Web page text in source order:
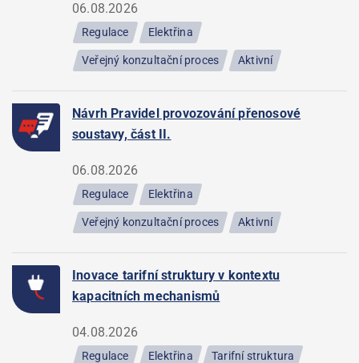
06.08.2026
Regulace Elektřina
Veřejný konzultační proces Aktivní
Návrh Pravidel provozování přenosové
soustavy, část II.
06.08.2026
Regulace Elektřina
Veřejný konzultační proces Aktivní
Inovace tarifní struktury v kontextu
kapacitních mechanismů
04.08.2026
Regulace Elektřina Tarifní struktura